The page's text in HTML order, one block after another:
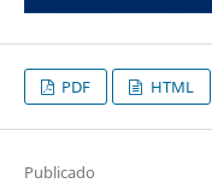
PDF HTML
Publicado